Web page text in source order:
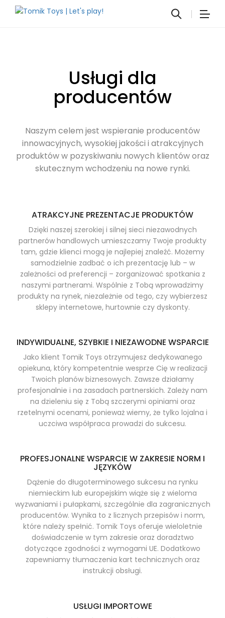
Usługi dla
producentów
Naszym celem jest wspieranie producentów
innowacyjnych, wysokiej jakości i atrakcyjnych
produktów w pozyskiwaniu nowych klientów oraz
skutecznym wchodzeniu na nowe rynki.
ATRAKCYJNE PREZENTACJE PRODUKTÓW
Dzięki naszej szerokiej i silnej sieci niezawodnych
partnerów handlowych umieszczamy Twoje produkty
tam, gdzie klienci mogą je najlepiej znaleźć. Możemy
samodzielnie zadbać o ich prezentację lub – w
zależności od preferencji – zorganizować spotkania z
naszymi partnerami. Wspólnie z Tobą wprowadzimy
produkty na rynek, niezależnie od tego, czy wybierzesz
sklepy internetowe, hurtownie czy dyskonty.
INDYWIDUALNE, SZYBKIE I NIEZAWODNE WSPARCIE
Jako klient Tomik Toys otrzymujesz dedykowanego
opiekuna, który kompetentnie wesprze Cię w realizacji
Twoich planów biznesowych. Zawsze działamy
profesjonalnie i na zasadach partnerskich. Zależy nam
na dzieleniu się z Tobą szczerymi opiniami oraz
rzetelnymi ocenami, ponieważ wiemy, że tylko lojalna i
uczciwa współpraca prowadzi do sukcesu.
PROFESJONALNE WSPARCIE W ZAKRESIE NORM I
JĘZYKÓW
Dążenie do długoterminowego sukcesu na rynku
niemieckim lub europejskim wiąże się z wieloma
wyzwaniami i pułapkami, szczególnie dla zagranicznych
producentów. Wynika to z licznych przepisów i norm,
które należy spełnić. Tomik Toys oferuje wieloletnie
doświadczenie w tym zakresie oraz doradztwo
dotyczące zgodności z wymogami UE. Dodatkowo
zapewniamy tłumaczenia kart technicznych oraz
instrukcji obsługi.
USŁUGI IMPORTOWE